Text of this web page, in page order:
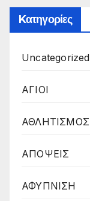
Kατηγορίες
Uncategorized
ΑΓΙΟΙ
ΑΘΛΗΤΙΣΜΟΣ
ΑΠΟΨΕΙΣ
ΑΦΥΠΝΙΣΗ